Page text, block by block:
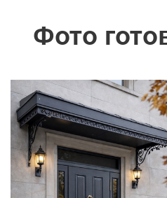
Фото